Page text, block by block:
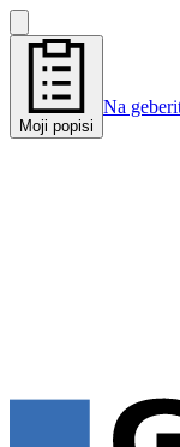
Moji popisi
Na